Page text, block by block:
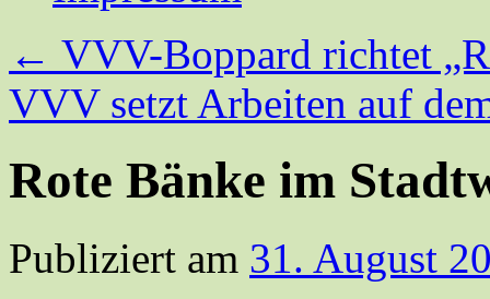
← VVV-Boppard richtet
VVV setzt Arbeiten auf
Rote Bänke im
Publiziert am 31. August